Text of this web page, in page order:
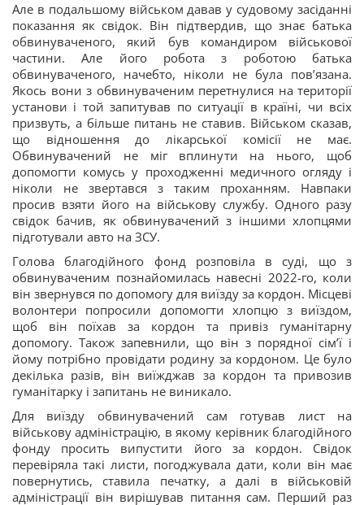
Але в подальшому військом давав у судовому засіданні
показання як свідок. Він підтвердив, що знає батька
обвинуваченого, який був командиром військової
частини. Але його робота з роботою батька
обвинуваченого, начебто, ніколи не була повʼязана.
Якось вони з обвинуваченим перетнулися на території
установи і той запитував по ситуації в країні, чи всіх
призвуть, а більше питань не ставив. Військом сказав,
що відношення до лікарської комісії не має.
Обвинувачений не міг вплинути на нього, щоб
допомогти комусь у проходженні медичного огляду і
ніколи не звертався з таким проханням. Навпаки
просив взяти його на військову службу. Одного разу
свідок бачив, як обвинувачений з іншими хлопцями
підготували авто на ЗСУ.
Голова благодійного фонд розповіла в суді, що з
обвинуваченим познайомилась навесні 2022-го, коли
він звернувся по допомогу для виїзду за кордон. Місцеві
волонтери попросили допомогти хлопцю з виїздом,
щоб він поїхав за кордон та привіз гуманітарну
допомогу. Також запевнили, що він з порядної сімʼї і
йому потрібно провідати родину за кордоном. Це було
декілька разів, він виїжджав за кордон та привозив
гуманітарку і запитань не виникало.
Для виїзду обвинувачений сам готував лист на
військову адміністрацію, в якому керівник благодійного
фонду просить випустити його за кордон. Свідок
перевіряла такі листи, погоджувала дати, коли він має
повернутись, ставила печатку, а далі в військовій
адміністрації він вирішував питання сам. Перший раз